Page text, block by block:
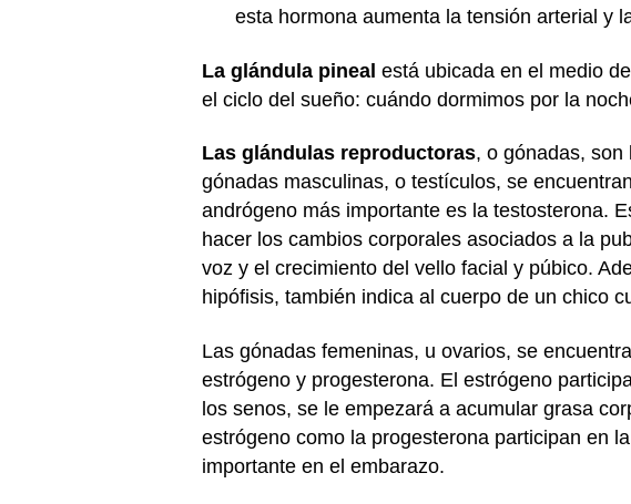
esta hormona aumenta la tensión arterial y
La glándula pineal está ubicada en el medio
el ciclo del sueño: cuándo dormimos por la
Las glándulas reproductoras, o gónadas,
gónadas masculinas, o testículos, se
andrógeno más importante es la testosterona.
hacer los cambios corporales asociados a la
voz y el crecimiento del vello facial y púbico.
hipófisis, también indica al cuerpo de un chico
Las gónadas femeninas, u ovarios, se
estrógeno y progesterona. El estrógeno
los senos, se le empezará a acumular grasa
estrógeno como la progesterona participan en
importante en el embarazo.